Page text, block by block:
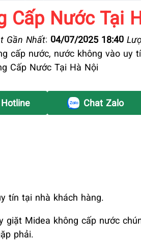
Cấp Nước Tại
Gần Nhất: 04/07/2025 18:40
cấp nước, nước không vào uy
Cấp Nước Tại Hà Nội
Chat Zalo
tín tại nhà khách hàng.
Midea không cấp nước
phải.